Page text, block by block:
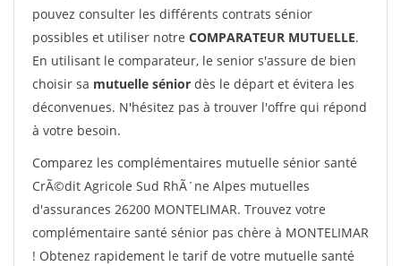
pouvez consulter les différents contrats sénior
possibles et utiliser notre COMPARATEUR MUTUELLE.
En utilisant le comparateur, le senior s'assure de bien
choisir sa mutuelle sénior dès le départ et évitera les
déconvenues. N'hésitez pas à trouver l'offre qui répond
à votre besoin.
Comparez les complémentaires mutuelle sénior santé
CrÃ©dit Agricole Sud RhÃ´ne Alpes mutuelles
d'assurances 26200 MONTELIMAR. Trouvez votre
complémentaire santé sénior pas chère à MONTELIMAR
! Obtenez rapidement le tarif de votre mutuelle santé